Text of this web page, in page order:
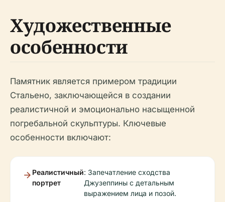
Художественные
особенности
Памятник является примером традиции
Стальено, заключающейся в создании
реалистичной и эмоционально насыщенной
погребальной скульптуры. Ключевые
особенности включают:
Реалистичный
портрет
: Запечатление сходства
Джузеппины с детальным
выражением лица и позой.